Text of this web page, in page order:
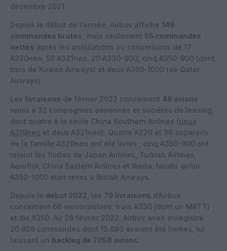
décembre 2021
Depuis le début de l’année, Airbus affiche 149
commandes brutes , mais seulement 55 commandes
nettes après les annulations ou conversions de 17
A320neo, 50 A321neo, 20 A330-900, cinq A350-900 (dont
trois de Kuwait Airways) et deux A350-1000 (de Qatar
Airways).
Les livraisons de février 2022 concernent 49 avions
remis à 32 compagnies aériennes et sociétés de leasing,
dont quatre à la seule China Southern Airlines (deux
A319neo et deux A321neo). Quatre A220 et 36 appareils
de la famille A320neo ont été livrés ; cinq A350-900 ont
rejoint les flottes de Japan Airlines, Turkish Airlines,
Aeroflot, China Eastern Airlines et Iberia, tandis qu’un
A350-1000 était remis à British Airways.
Depuis le début 2022 , les 79 livraisons d’Airbus
concernent 66 monocouloirs, trois A330 (dont un MRTT)
et dix A350. Au 28 février 2022, Airbus avait enregistré
20.938 commandes dont 13.880 avaient été livrées, lui
laissant un backlog de 7058 avions.